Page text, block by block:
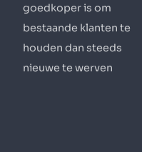
goedkoper is om
bestaande klanten te
houden dan steeds
nieuwe te werven